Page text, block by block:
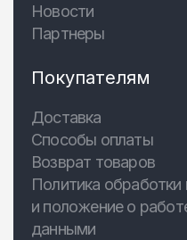
Новости
Партнеры
Покупателям
Доставка
Способы оплаты
Возврат товаров
Политика
и положение о
данными